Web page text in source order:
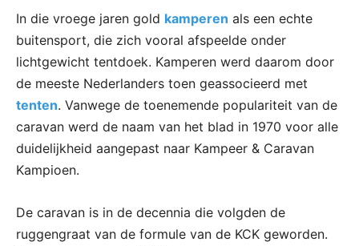
In die vroege jaren gold kamperen als een echte
buitensport, die zich vooral afspeelde onder
lichtgewicht tentdoek. Kamperen werd daarom door
de meeste Nederlanders toen geassocieerd met
tenten. Vanwege de toenemende populariteit van de
caravan werd de naam van het blad in 1970 voor alle
duidelijkheid aangepast naar Kampeer & Caravan
Kampioen.
De caravan is in de decennia die volgden de
ruggengraat van de formule van de KCK geworden.